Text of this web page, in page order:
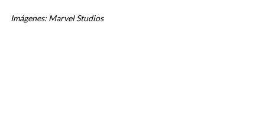
Imágenes: Marvel Studios